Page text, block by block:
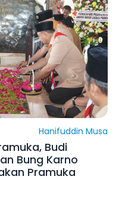
Hanifuddin Musa
Budi
Bung Karno
Pramuka